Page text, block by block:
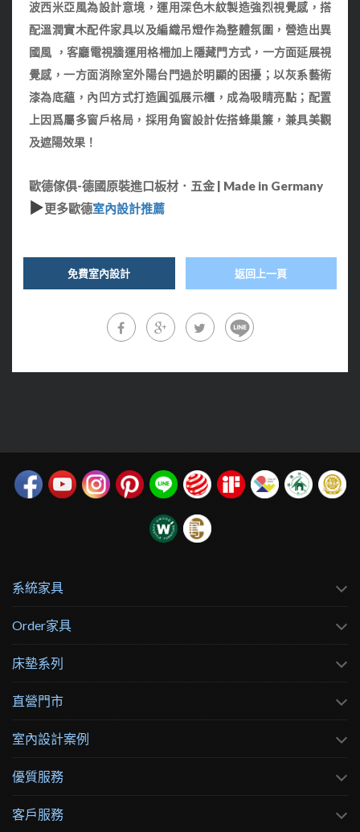
波西米亞風為設計意境，運用深色木紋製造強烈視覺感，搭
配溫潤實木配件家具以及編織吊燈作為整體氛圍，營造出異
國風 ，客廳電視牆運用格柵加上隱藏門方式，一方面延展視
覺感，一方面消除室外陽台門過於明顯的困擾；以灰系藝術
漆為底蘊，內凹方式打造圓弧展示櫃，成為吸睛亮點； 配置
上因爲屬多窗戶格局，採用 角窗設計佐搭蜂巢簾，兼具美觀
及遮陽效果！
歐德傢俱-德國原裝進口板材．五金 | Made in Germany
▶更多歐德室內設計推薦
免費室內設計 返回上一頁
系統家具
Order家具
床墊系列
直營門市
室內設計案例
優質服務
客戶服務